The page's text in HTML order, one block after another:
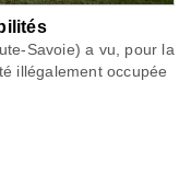
Savoie) a vu, pour la
illégalement occupée